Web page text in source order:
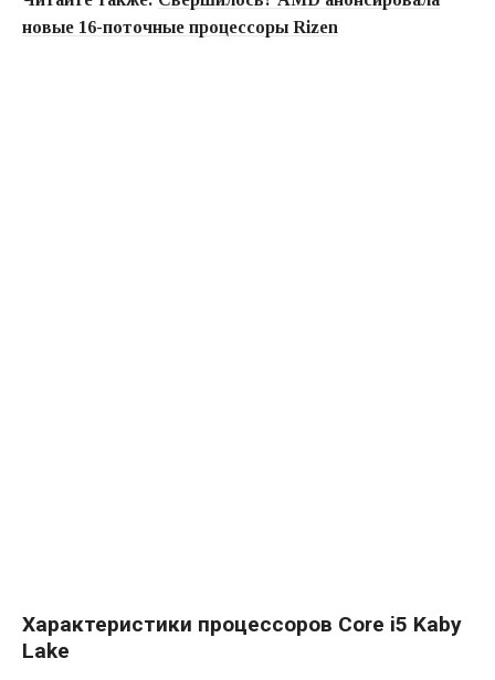
новые 16-поточные процессоры Rizen
Характеристики процессоров Core i5 Kaby
Lake